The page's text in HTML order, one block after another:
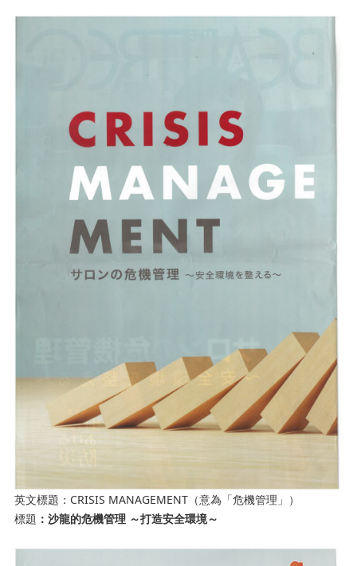
英文標題： CRISIS MANAGEMENT（意為「危機管理」）
標題 ：沙龍的危機管理 ～打造安全環境～